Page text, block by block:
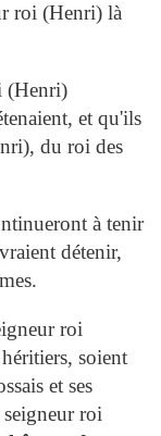
roi (Henri) là
(Henri)
et qu'ils
du roi des
à tenir
détenir,
roi
soient
et ses
roi